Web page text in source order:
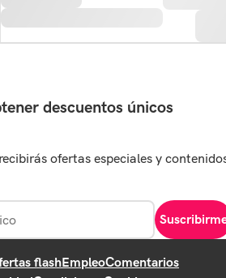
descuentos únicos
ofertas especiales y
flashEmpleoComentarios